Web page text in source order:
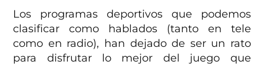
Los programas deportivos que podemos
clasificar como hablados (tanto en tele
como en radio), han dejado de ser un rato
para disfrutar lo mejor del juego que